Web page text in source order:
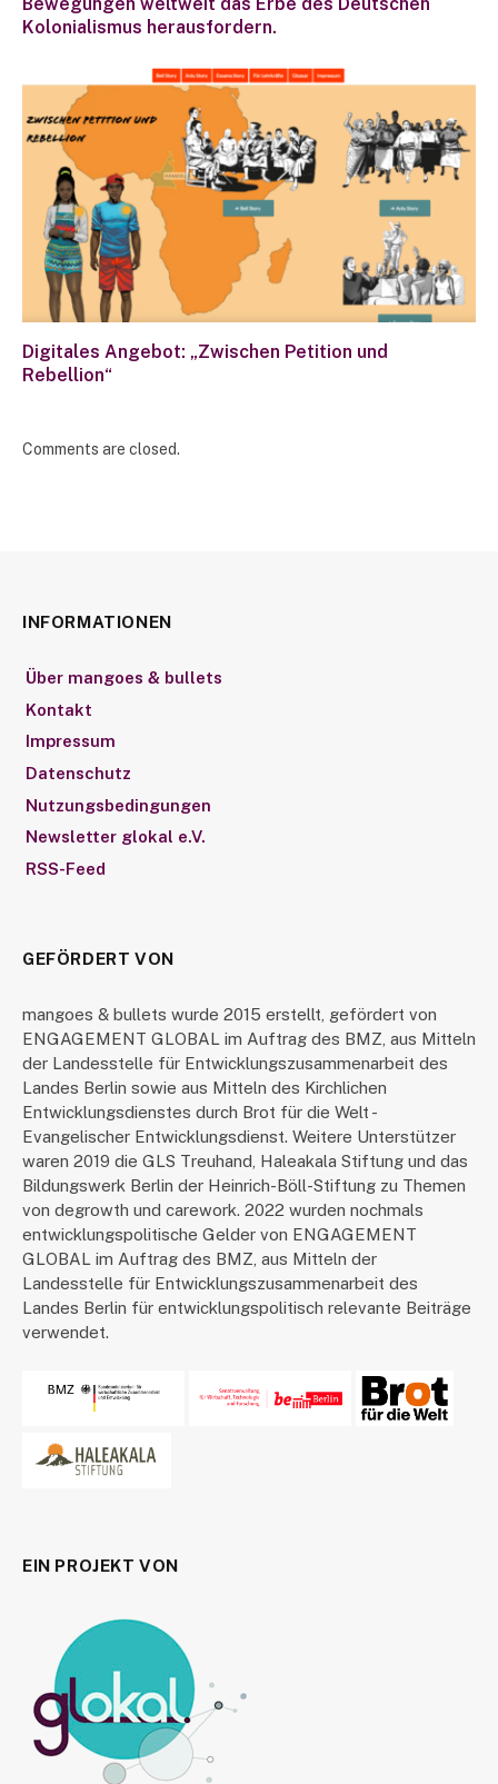
Kolonialismus herausfordern.
Digitales Angebot: „Zwischen Petition und
Rebellion“
Comments are closed.
INFORMATIONEN
Über mangoes & bullets
Kontakt
Impressum
Datenschutz
Nutzungsbedingungen
Newsletter glokal e.V.
RSS-Feed
GEFÖRDERT VON
mangoes & bullets wurde 2015 erstellt, gefördert von
ENGAGEMENT GLOBAL im Auftrag des BMZ, aus Mitteln
der Landesstelle für Entwicklungszusammenarbeit des
Landes Berlin sowie aus Mitteln des Kirchlichen
Entwicklungsdienstes durch Brot für die Welt -
Evangelischer Entwicklungsdienst. Weitere Unterstützer
waren 2019 die GLS Treuhand, Haleakala Stiftung und das
Bildungswerk Berlin der Heinrich-Böll-Stiftung zu Themen
von degrowth und carework. 2022 wurden nochmals
entwicklungspolitische Gelder von ENGAGEMENT
GLOBAL im Auftrag des BMZ, aus Mitteln der
Landesstelle für Entwicklungszusammenarbeit des
Landes Berlin für entwicklungspolitisch relevante Beiträge
verwendet.
EIN PROJEKT VON